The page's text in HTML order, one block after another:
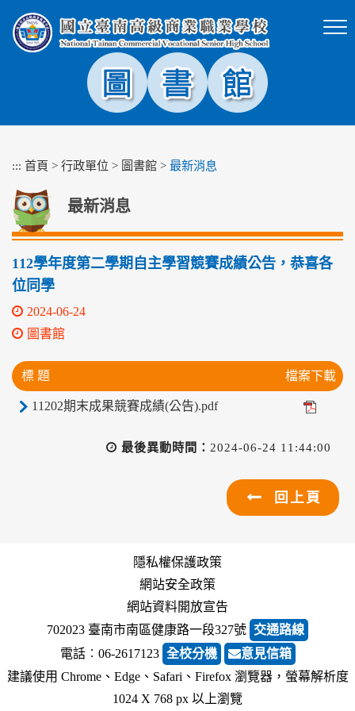
塊
::: 首頁 > 行政單位 > 圖書館 > 最新消息
最新消息
112學年度第二學期自主學習競賽成績公告，恭喜各
位同學
2024-06-24
圖書館
標 題 檔案下載
11202期末成果競賽成績(公告).pdf
最後異動時間： 2024-06-24 11:44:00
回上頁
隱私權保護政策
網站安全政策
網站資料開放宣告
702023 臺南市南區健康路一段327號 交通路線
電話︰06-2617123 全校分機
意見信箱
建議使用 Chrome、Edge、Safari、Firefox 瀏覽器，螢幕解析度
1024 X 768 px 以上瀏覽